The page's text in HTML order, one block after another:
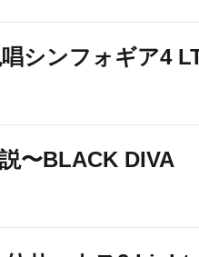
シンフォギア4
〜BLACK DIVA